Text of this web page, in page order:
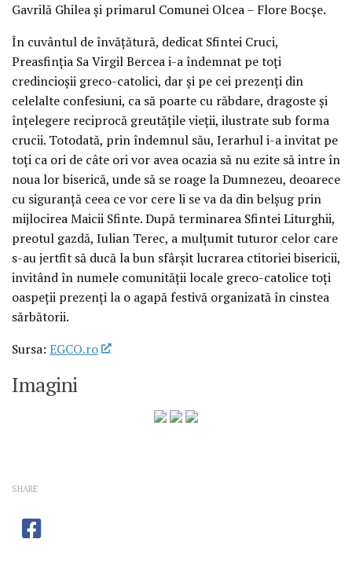
Gavrilă Ghilea şi primarul Comunei Olcea – Flore Bocşe.
În cuvântul de învăţătură, dedicat Sfintei Cruci,
Preasfinţia Sa Virgil Bercea i-a îndemnat pe toţi
credincioşii greco-catolici, dar şi pe cei prezenţi din
celelalte confesiuni, ca să poarte cu răbdare, dragoste şi
înţelegere reciprocă greutăţile vieţii, ilustrate sub forma
crucii. Totodată, prin îndemnul său, Ierarhul i-a invitat pe
toţi ca ori de câte ori vor avea ocazia să nu ezite să intre în
noua lor biserică, unde să se roage la Dumnezeu, deoarece
cu siguranţă ceea ce vor cere li se va da din belşug prin
mijlocirea Maicii Sfinte. După terminarea Sfintei Liturghii,
preotul gazdă, Iulian Terec, a mulţumit tuturor celor care
s-au jertfit să ducă la bun sfârşit lucrarea ctitoriei bisericii,
invitând în numele comunităţii locale greco-catolice toţi
oaspeţii prezenţi la o agapă festivă organizată în cinstea
sărbătorii.
Sursa: EGCO.ro
Imagini
SHARE